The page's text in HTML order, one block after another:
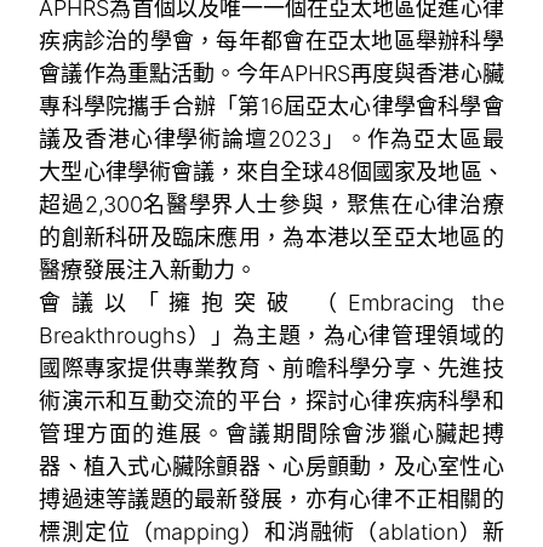
APHRS為首個以及唯一一個在亞太地區促進心律
疾病診治的學會，每年都會在亞太地區舉辦科學
會議作為重點活動。今年APHRS再度與香港心臟
專科學院攜手合辦「第16屆亞太心律學會科學會
議及香港心律學術論壇2023」。作為亞太區最
大型心律學術會議，來自全球48個國家及地區、
超過2,300名醫學界人士參與，聚焦在心律治療
的創新科研及臨床應用，為本港以至亞太地區的
醫療發展注入新動力。
會議以「擁抱突破 （Embracing the
Breakthroughs）」為主題，為心律管理領域的
國際專家提供專業教育、前曕科學分享、先進技
術演示和互動交流的平台，探討心律疾病科學和
管理方面的進展。會議期間除會涉獵心臟起搏
器、植入式心臟除顫器、心房顫動，及心室性心
搏過速等議題的最新發展，亦有心律不正相關的
標測定位（mapping）和消融術（ablation）新